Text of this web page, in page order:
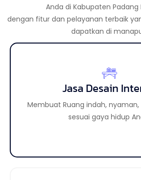
Anda di Kabupaten Padang
dengan fitur dan pelayanan terbaik
dapatkan di
Jasa Desain
Membuat Ruang indah,
sesuai gaya hidup
Jasa Desain
Membuat tampilan luar bangunan
sehingga meningkatkan daya tarik